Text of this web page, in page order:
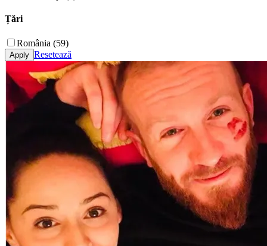
Țări
România (59)
Resetează